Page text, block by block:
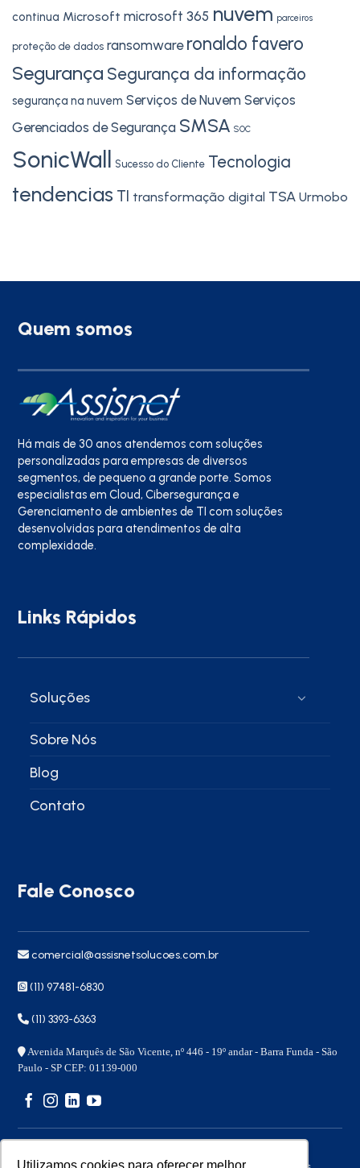
continua Microsoft microsoft 365 nuvem parceiros
proteção de dados ransomware ronaldo favero
Segurança Segurança da informação
segurança na nuvem Serviços de Nuvem Serviços
Gerenciados de Segurança SMSA SOC
SonicWall Sucesso do Cliente Tecnologia
tendencias TI transformação digital TSA Urmobo
Quem somos
Há mais de 30 anos atendemos com soluções
personalizadas para empresas de diversos
segmentos, de pequeno a grande porte. Somos
especialistas em Cloud, Cibersegurança e
Gerenciamento de ambientes de TI com soluções
desenvolvidas para atendimentos de alta
complexidade.
Links Rápidos
Soluções
Sobre Nós
Blog
Contato
Fale Conosco
comercial@assisnetsolucoes.com.br
(11) 97481-6830
(11) 3393-6363
Avenida Marquês de São Vicente, nº 446 - 19º andar - Barra Funda - São
Paulo - SP CEP: 01139-000